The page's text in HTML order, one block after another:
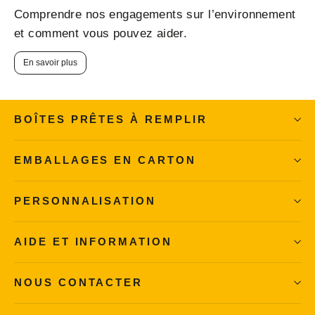
Comprendre nos engagements sur l’environnement
et comment vous pouvez aider.
En savoir plus
BOÎTES PRÊTES À REMPLIR
EMBALLAGES EN CARTON
PERSONNALISATION
AIDE ET INFORMATION
NOUS CONTACTER